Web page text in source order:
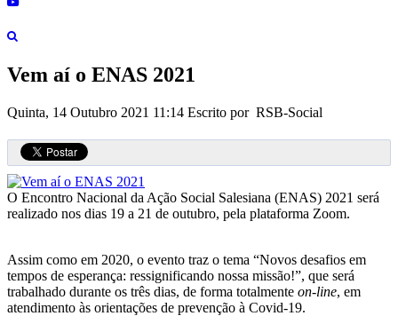
Vem aí o ENAS 2021
Quinta, 14 Outubro 2021 11:14 Escrito por RSB-Social
O Encontro Nacional da Ação Social Salesiana (ENAS) 2021 será
realizado nos dias 19 a 21 de outubro, pela plataforma Zoom.
Assim como em 2020, o evento traz o tema “Novos desafios em
tempos de esperança: ressignificando nossa missão!”, que será
trabalhado durante os três dias, de forma totalmente on-line, em
atendimento às orientações de prevenção à Covid-19.